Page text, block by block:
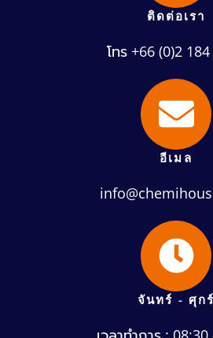
ติดต่อเรา
โทร +66 (0)2
อีเมล
จันทร์ - ศุกร์